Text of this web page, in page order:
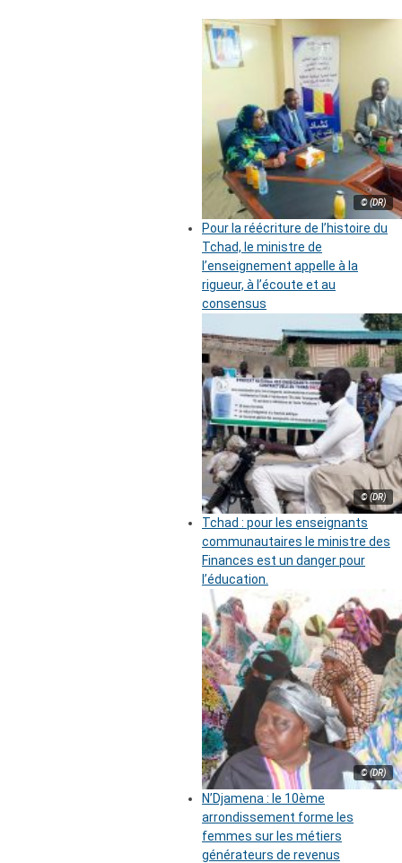
© (DR)
Pour la réécriture de l’histoire du
Tchad, le ministre de
l’enseignement appelle à la
rigueur, à l’écoute et au
consensus
© (DR)
Tchad : pour les enseignants
communautaires le ministre des
Finances est un danger pour
l’éducation.
© (DR)
N’Djamena : le 10ème
arrondissement forme les
femmes sur les métiers
générateurs de revenus